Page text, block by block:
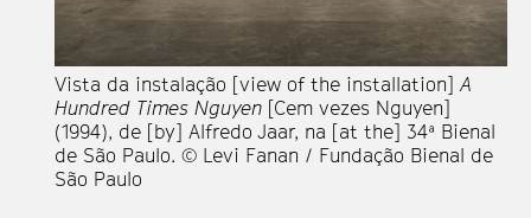
Vista da instalação [view of the installation] A
Hundred Times Nguyen [Cem vezes Nguyen]
(1994), de [by] Alfredo Jaar, na [at the] 34ª Bienal
de São Paulo. © Levi Fanan / Fundação Bienal de
São Paulo